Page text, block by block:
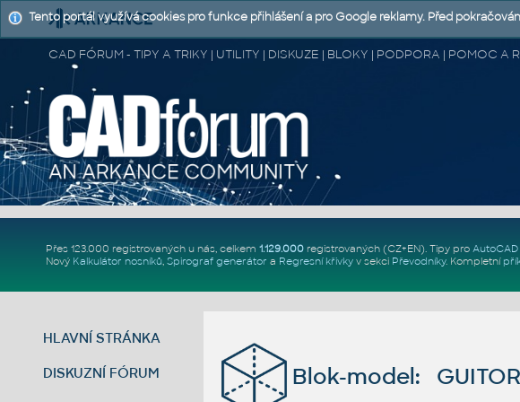
CAD FÓRUM - TIPY A TRIKY | UTILITY | DISKUZE | BLOKY | PODPORA | POMOC A
Přes 123.000 registrovaných u nás, celkem 1.129.000registrovaných (CZ+EN). Tipy pro
Nový Kalkulátor nosníků, Spirograf generátor a Regresní křivkyv sekci Převodníky. Kompletní
HLAVNÍ STRÁNKA
DISKUZNÍ FÓRUM Blok-model:
Tento portál využívá cookies pro funkce přihlášení a pro Google reklamy. Před